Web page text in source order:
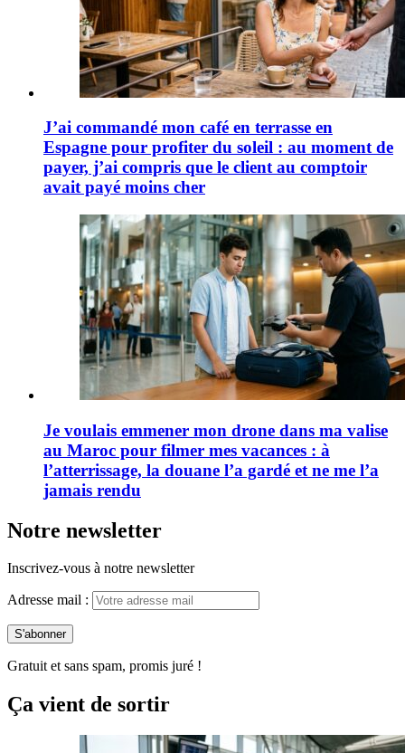
J’ai commandé mon café en terrasse en
Espagne pour profiter du soleil : au moment de
payer, j’ai compris que le client au comptoir
avait payé moins cher
Je voulais emmener mon drone dans ma valise
au Maroc pour filmer mes vacances : à
l’atterrissage, la douane l’a gardé et ne me l’a
jamais rendu
Notre newsletter
Inscrivez-vous à notre newsletter
Adresse mail :
Gratuit et sans spam, promis juré !
Ça vient de sortir